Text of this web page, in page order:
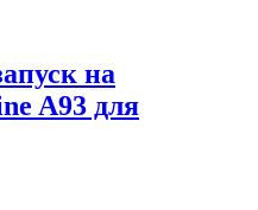
на
A93 для